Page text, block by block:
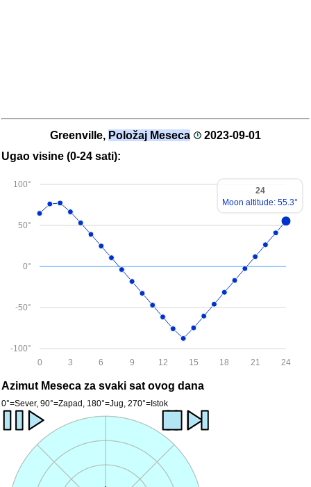
Greenville, Položaj Meseca
2023-09-01
Ugao visine (0-24 sati):
-100°
-50°
0°
50°
100°
24
21
18
15
12
9
6
3
0
24
Moon altitude: 55.3°
Azimut Meseca za svaki sat ovog dana
0°=Sever, 90°=Zapad, 180°=Jug, 270°=Istok